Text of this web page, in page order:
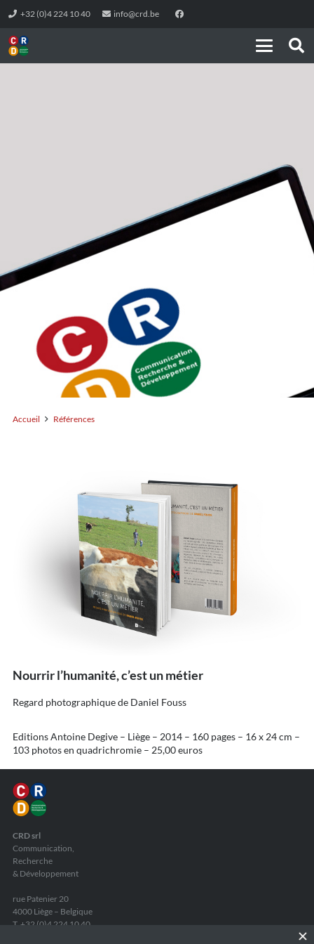
+32 (0)4 224 10 40 info@crd.be
Accueil Références
Nourrir l’humanité, c’est un métier
Regard photographique de Daniel Fouss
Editions Antoine Degive – Liège – 2014 – 160 pages – 16 x 24 cm –
103 photos en quadrichromie – 25,00 euros
CRD srl
Communication,
Recherche
& Développement
rue Patenier 20
4000 Liège – Belgique
T. +32 (0)4 224 10 40